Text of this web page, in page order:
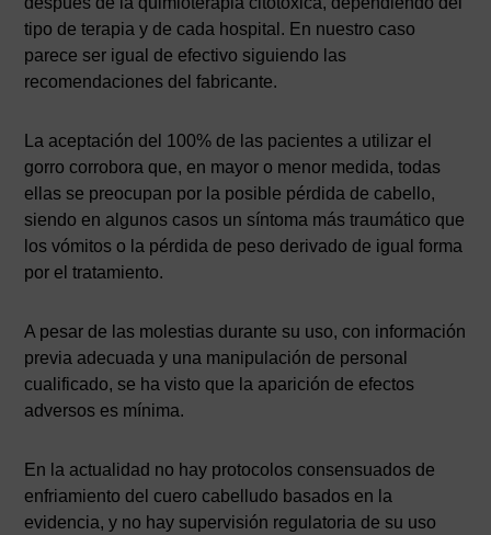
tipo de terapia y de cada hospital. En nuestro caso
parece ser igual de efectivo siguiendo las
recomendaciones del fabricante.
La aceptación del 100% de las pacientes a utilizar el
gorro corrobora que, en mayor o menor medida, todas
ellas se preocupan por la posible pérdida de cabello,
siendo en algunos casos un síntoma más traumático que
los vómitos o la pérdida de peso derivado de igual forma
por el tratamiento.
A pesar de las molestias durante su uso, con información
previa adecuada y una manipulación de personal
cualificado, se ha visto que la aparición de efectos
adversos es mínima.
En la actualidad no hay protocolos consensuados de
enfriamiento del cuero cabelludo basados ​​en la
evidencia, y no hay supervisión regulatoria de su uso